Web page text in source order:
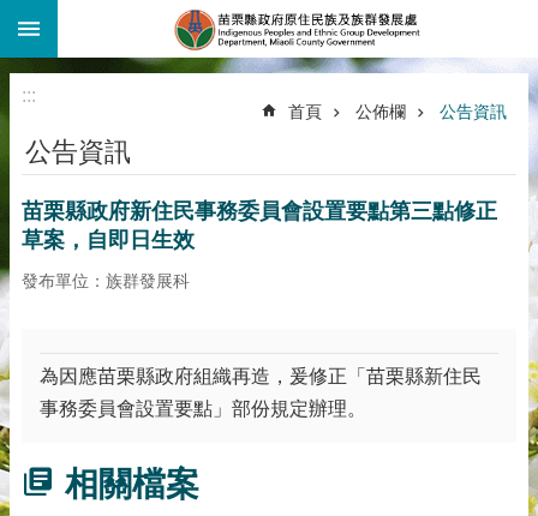
跳到主要內容區塊
:::
首頁 公佈欄 公告資訊
公告資訊
苗栗縣政府新住民事務委員會設置要點第三點修正
草案，自即日生效
發布單位：族群發展科
為因應苗栗縣政府組織再造，爰修正「苗栗縣新住民
事務委員會設置要點」部份規定辦理。
相關檔案